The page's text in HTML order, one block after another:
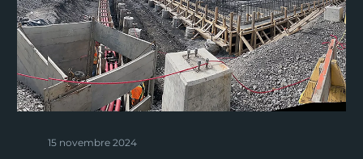
15 novembre 2024